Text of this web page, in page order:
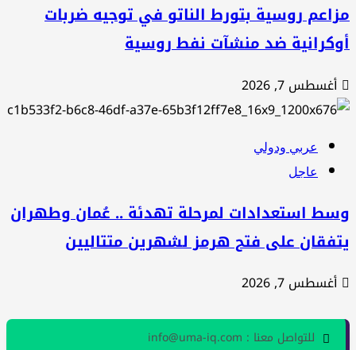
روسية بتورط الناتو في توجيه ضربات
ضد منشآت نفط روسية
أغسطس 7, 2026
عربي ودولي
عاجل
استعدادات لمرحلة تهدئة .. عُمان وطهران
على فتح هرمز لشهرين متتاليين
أغسطس 7, 2026
للتواصل معنا : info@uma-iq.com